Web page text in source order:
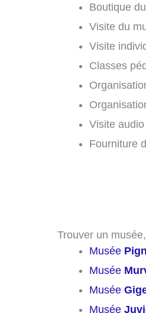
Boutique
Visite du
Visite
Classes
Visite
Fourniture
Trouver un
Musée
Musée
Musée
Musée